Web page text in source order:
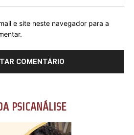
e site neste navegador para a
PSICANÁLISE